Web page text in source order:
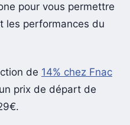
pour vous permettre
les performances du
de 14% chez Fnac
prix de départ de